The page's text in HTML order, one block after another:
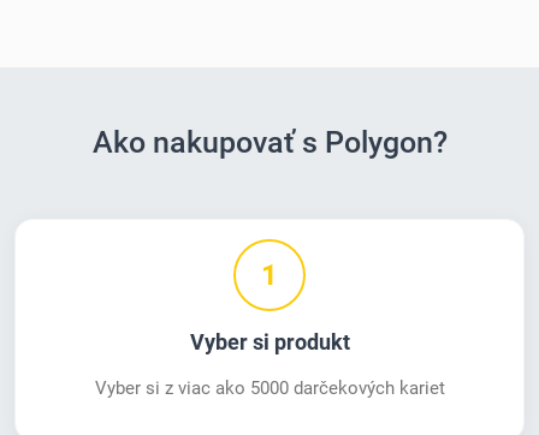
Ako nakupovať s Polygon?
1
Vyber si produkt
Vyber si z viac ako 5000 darčekových kariet